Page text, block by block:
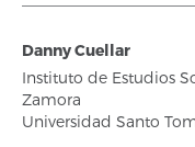
Danny Cuellar
Instituto de Estudios
Zamora
Universidad Santo